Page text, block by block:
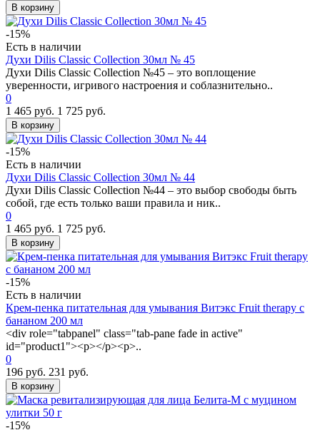
В корзину
-15%
Есть в наличии
Духи Dilis Classic Collection 30мл № 45
Духи Dilis Classic Collection №45 – это воплощение
уверенности, игривого настроения и соблазнительно..
0
1 465 руб. 1 725 руб.
В корзину
-15%
Есть в наличии
Духи Dilis Classic Collection 30мл № 44
Духи Dilis Classic Collection №44 – это выбор свободы быть
собой, где есть только ваши правила и ник..
0
1 465 руб. 1 725 руб.
В корзину
-15%
Есть в наличии
Крем-пенка питательная для умывания Витэкс Fruit therapy с
бананом 200 мл
<div role="tabpanel" class="tab-pane fade in active"
id="product1"><p></p><p>..
0
196 руб. 231 руб.
В корзину
-15%